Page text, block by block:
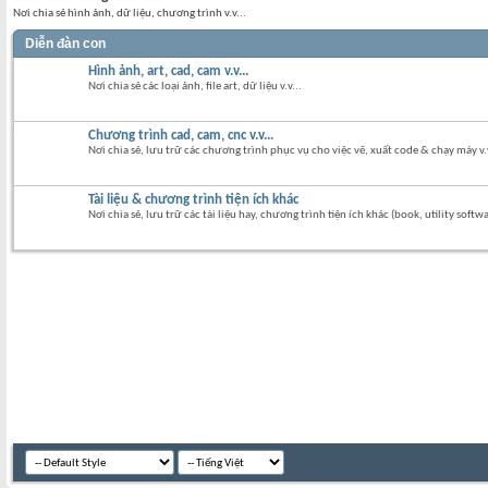
Nơi chia sẻ hình ảnh, dữ liệu, chương trình v.v...
Diễn đàn con
Hình ảnh, art, cad, cam v.v...
Nơi chia sẻ các loại ảnh, file art, dữ liệu v.v...
Chương trình cad, cam, cnc v.v...
Nơi chia sẻ, lưu trữ các chương trình phục vụ cho việc vẽ, xuất code & chạy máy
Tài liệu & chương trình tiện ích khác
Nơi chia sẻ, lưu trữ các tài liệu hay, chương trình tiện ích khác (book, utility